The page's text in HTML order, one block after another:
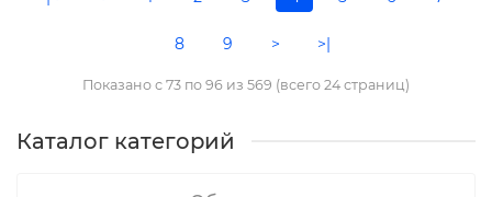
8 9 > >|
Показано с 73 по 96 из 569 (всего 24 страниц)
Каталог категорий